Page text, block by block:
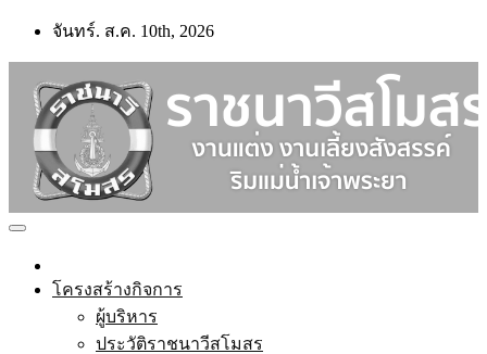
Skip
content
จันทร์. ส.ค. 10th, 2026
โครงสร้างกิจการ
ผู้บริหาร
ประวัติราชนาวีสโมสร